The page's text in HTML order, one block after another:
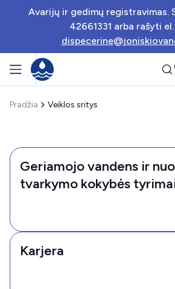
Avarijų ir gedimų registravimas.
42661331 arba rašyti
Pradžia Veiklos sritys
Geriamojo vandens ir
tvarkymo kokybės
Karjera